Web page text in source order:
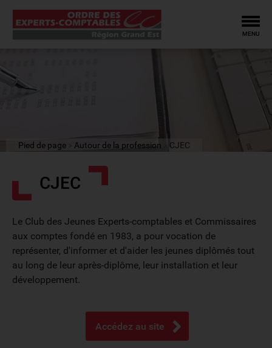
MENU
Pied de page Autour de la profession CJEC
CJEC
Le Club des Jeunes Experts-comptables et Commissaires
aux comptes fondé en 1983, a pour vocation de
représenter, d'informer et d'aider les jeunes diplômés tout
au long de leur après-diplôme, leur installation et leur
développement.
Accédez au site